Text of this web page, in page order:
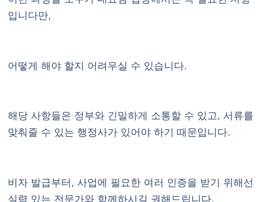
입니다만,
어떻게 해야 할지 어려우실 수 있습니다.
해당 사항들은 정부와 긴밀하게 소통할 수 있고, 서류를
맞춰줄 수 있는 행정사가 있어야 하기 때문입니다.
비자 발급부터, 사업에 필요한 여러 인증을 받기 위해선
실력 있는 전문가와 함께하시길 권해드립니다.